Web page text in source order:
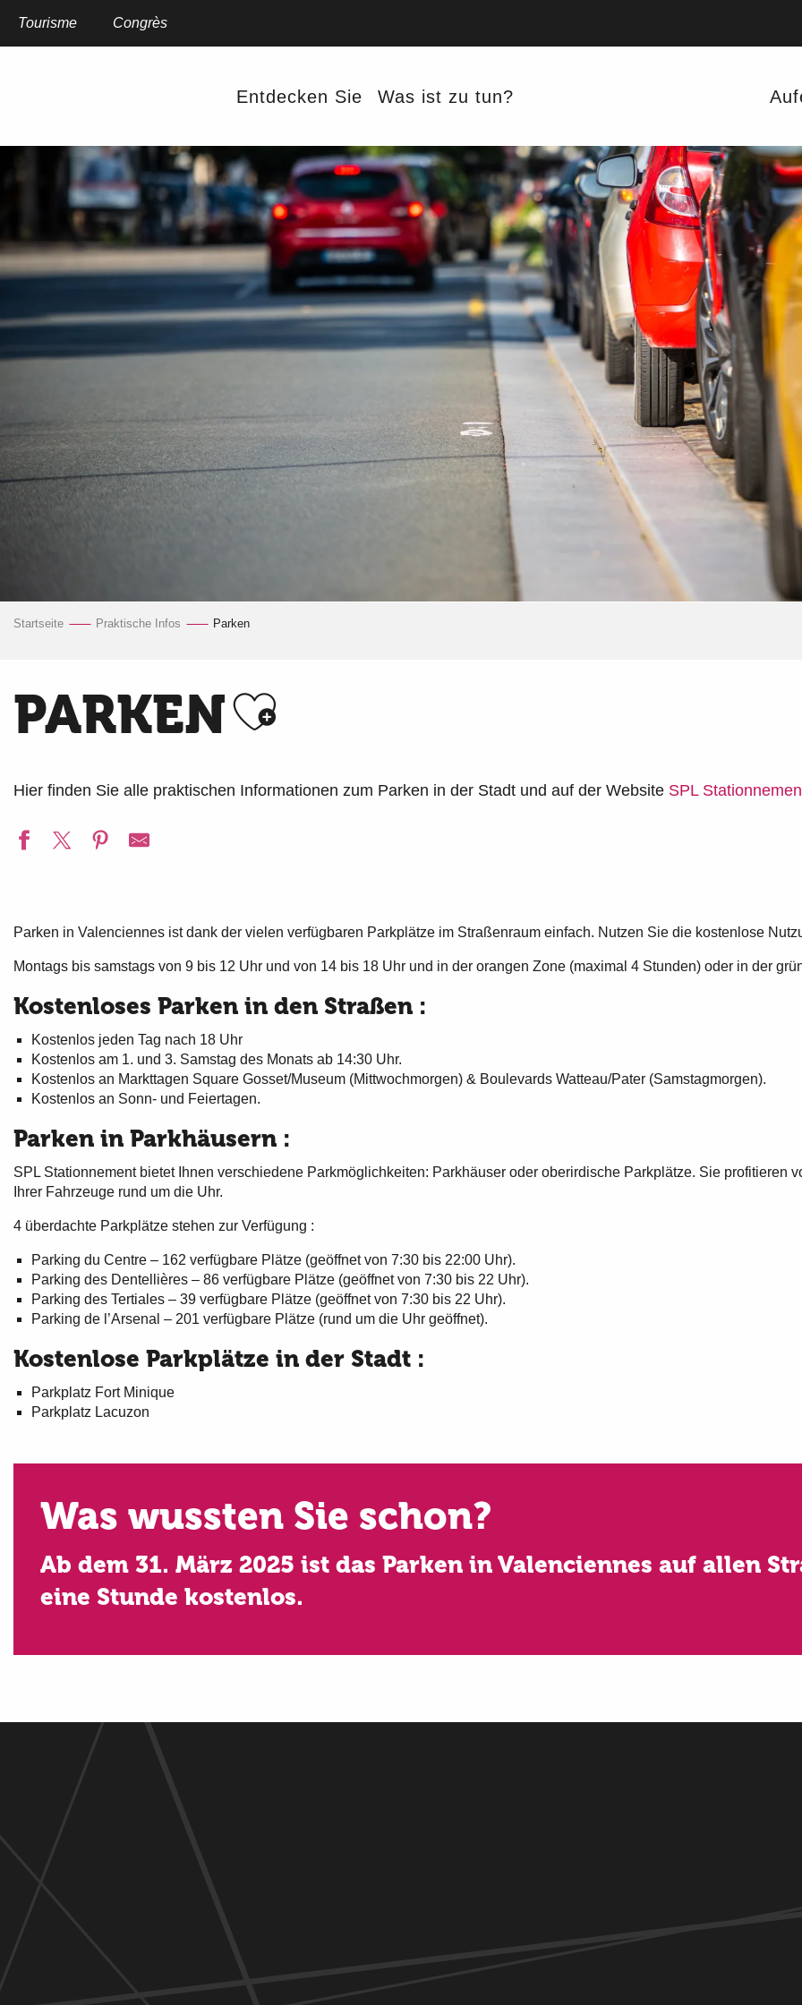
Tourisme Congrès
Entdecken Sie Was ist zu tun?
Startseite Praktische Infos Parken
PARKENAjouter aux favoris
Hier finden Sie alle praktischen Informationen zum Parken in der Stadt und auf der Website SPL
Parken in Valenciennes ist dank der vielen verfügbaren Parkplätze im Straßenraum einfach. Nutzen Sie die kostenlose
Montags bis samstags von 9 bis 12 Uhr und von 14 bis 18 Uhr und in der orangen Zone (maximal 4 Stunden) oder in der
Kostenloses Parken in den Straßen :
Kostenlos jeden Tag nach 18 Uhr
Kostenlos am 1. und 3. Samstag des Monats ab 14:30 Uhr.
Kostenlos an Markttagen Square Gosset/Museum (Mittwochmorgen) & Boulevards Watteau/Pater (Samstagmorgen).
Kostenlos an Sonn- und Feiertagen.
Parken in Parkhäusern :
SPL Stationnement bietet Ihnen verschiedene Parkmöglichkeiten: Parkhäuser oder oberirdische Parkplätze. Sie profitieren
Ihrer Fahrzeuge rund um die Uhr.
4 überdachte Parkplätze stehen zur Verfügung :
Parking du Centre – 162 verfügbare Plätze (geöffnet von 7:30 bis 22:00 Uhr).
Parking des Dentellières – 86 verfügbare Plätze (geöffnet von 7:30 bis 22 Uhr).
Parking des Tertiales – 39 verfügbare Plätze (geöffnet von 7:30 bis 22 Uhr).
Parking de l’Arsenal – 201 verfügbare Plätze (rund um die Uhr geöffnet).
Kostenlose Parkplätze in der Stadt :
Parkplatz Fort Minique
Parkplatz Lacuzon
Was wussten Sie schon?
Ab dem 31. März 2025 ist das Parken in Valenciennes auf allen
eine Stunde kostenlos.